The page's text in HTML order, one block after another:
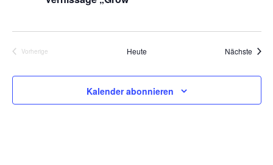
Vorherige
Heute Nächste
Kalender abonnieren